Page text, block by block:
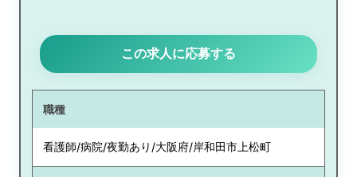
この求人に応募する
職種
看護師/病院/夜勤あり/大阪府/岸和田市上松町